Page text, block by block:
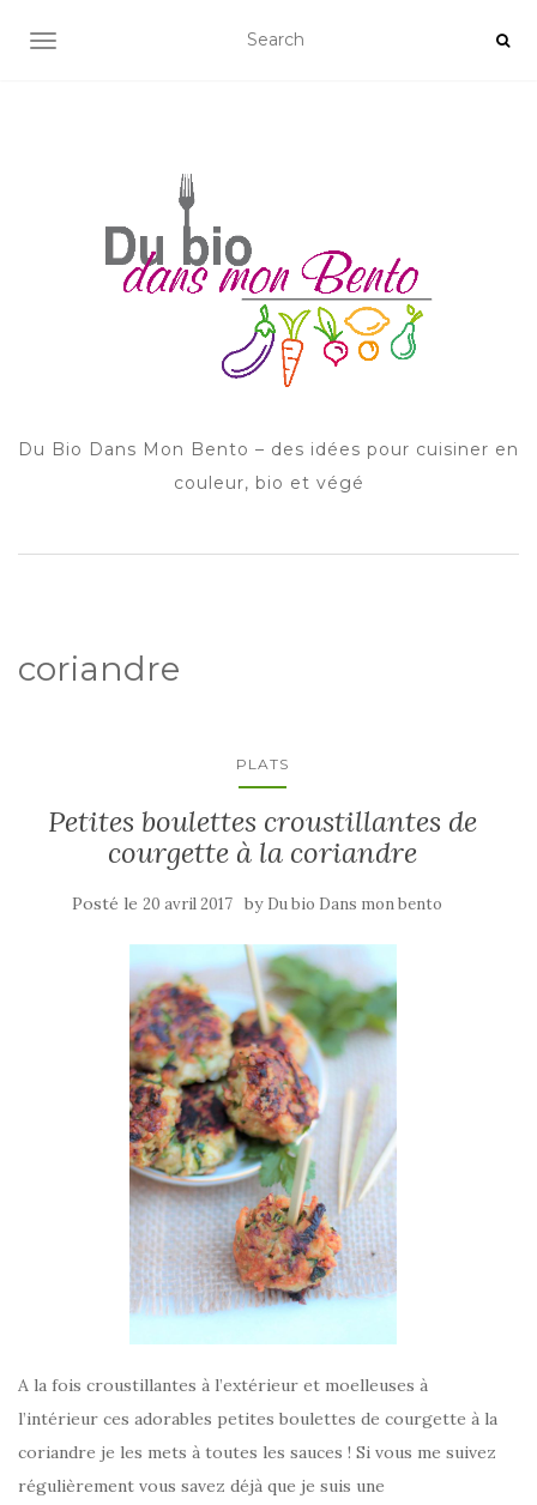
AFFICHER/MASQUER LA NAVIGATION
Du Bio Dans Mon Bento – des idées pour cuisiner en
couleur, bio et végé
coriandre
PLATS
Petites boulettes croustillantes de
courgette à la coriandre
Posté le 20 avril 2017 by Du bio Dans mon bento
A la fois croustillantes à l’extérieur et moelleuses à
l’intérieur ces adorables petites boulettes de courgette à la
coriandre je les mets à toutes les sauces ! Si vous me suivez
régulièrement vous savez déjà que je suis une